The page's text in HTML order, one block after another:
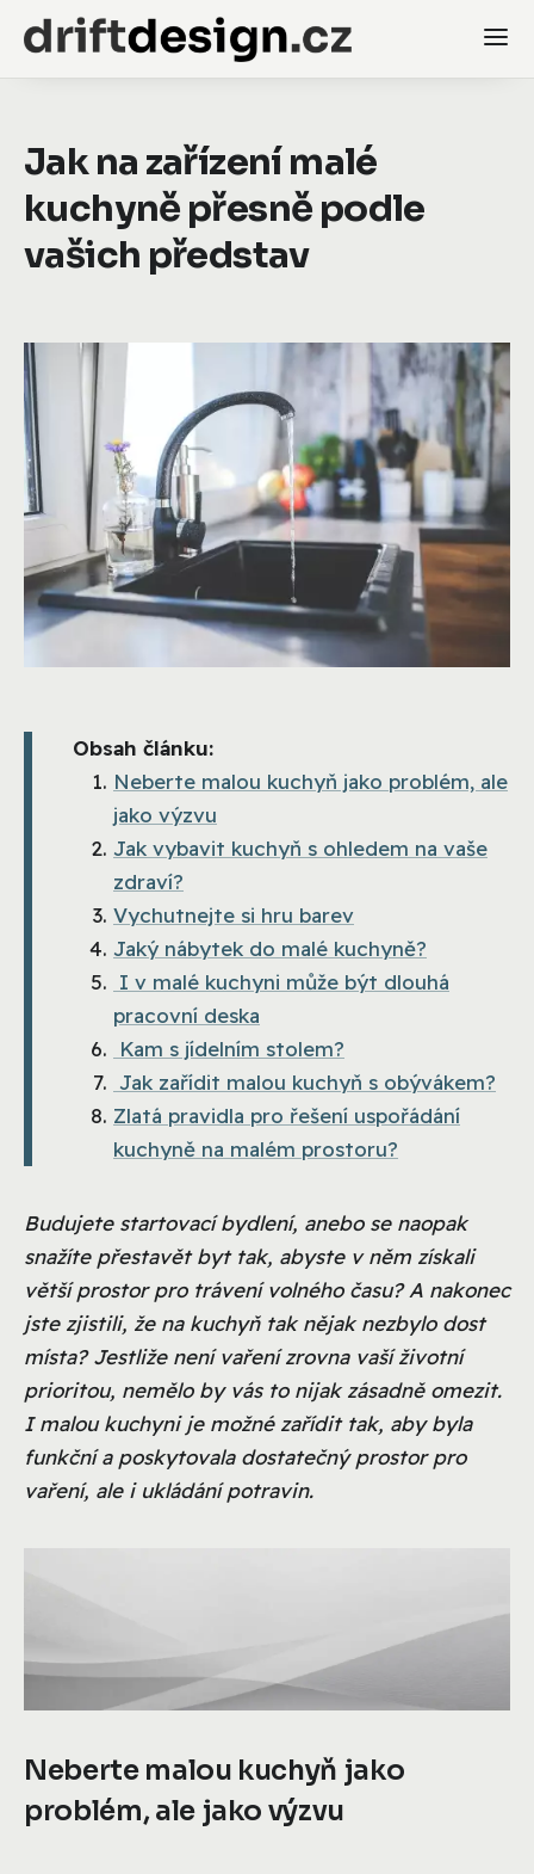
Jak na zařízení malé
kuchyně přesně podle
vašich představ
Obsah článku:
Neberte malou kuchyň jako problém, ale
jako výzvu
Jak vybavit kuchyň s ohledem na vaše
zdraví?
Vychutnejte si hru barev
Jaký nábytek do malé kuchyně?
I v malé kuchyni může být dlouhá
pracovní deska
Kam s jídelním stolem?
Jak zařídit malou kuchyň s obývákem?
Zlatá pravidla pro řešení uspořádání
kuchyně na malém prostoru?
Budujete startovací bydlení, anebo se naopak
snažíte přestavět byt tak, abyste v něm získali
větší prostor pro trávení volného času? A nakonec
jste zjistili, že na kuchyň tak nějak nezbylo dost
místa? Jestliže není vaření zrovna vaší životní
prioritou, nemělo by vás to nijak zásadně omezit.
I malou kuchyni je možné zařídit tak, aby byla
funkční a poskytovala dostatečný prostor pro
vaření, ale i ukládání potravin.
Neberte malou kuchyň jako
problém, ale jako výzvu